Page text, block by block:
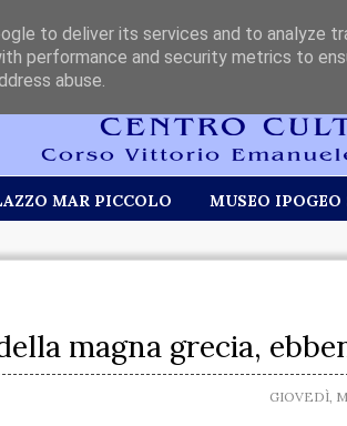
MAR PICCOLO MUSEO IPOGEO
magna grecia,
GIOVEDÌ,
to deliver its services and to analyze
performance and security metrics to
abuse.